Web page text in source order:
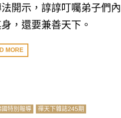
開示，諄諄叮囑弟子們
，還要兼善天下。
MORE
國特別報導 禪天下雜誌245期